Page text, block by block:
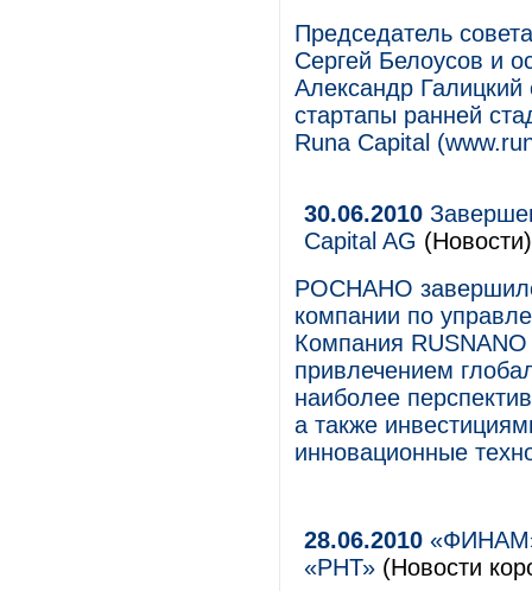
Председатель
Сергей Белоусов и
Александр
стартапы ранней
Runa Capital
30.06.2010
Capital AG (Новости)
РОСНАНО завершило
компании по
Компания
привлечением
наиболее
а также
инновационные
28.06.2010
«РНТ» (Новости